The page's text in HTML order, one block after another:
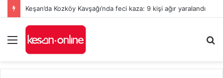
Keşan’da Kozköy Kavşağı’nda feci kaza: 9 kişi ağır yaralandı
Menü
...